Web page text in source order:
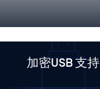
加密USB 支持